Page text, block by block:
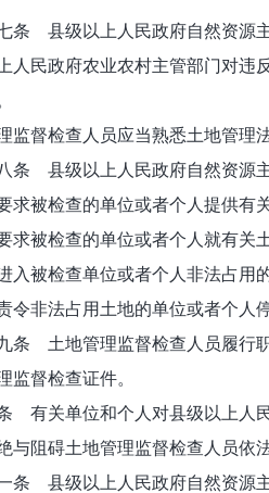
县级以上人民政府自然资源主
民政府农业农村主管部门对违反
督检查人员应当熟悉土地管理
县级以上人民政府自然资源主
被检查的单位或者个人提供有
被检查的单位或者个人就有关
被检查单位或者个人非法占用
非法占用土地的单位或者个人
土地管理监督检查人员履行职
监督检查证件。
关单位和个人对县级以上人民
与阻碍土地管理监督检查人员依
县级以上人民政府自然资源主